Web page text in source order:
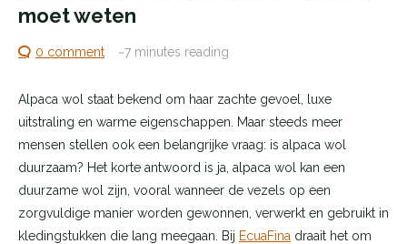
moet weten
0 comment ~7 minutes reading
Alpaca wol staat bekend om haar zachte gevoel, luxe
uitstraling en warme eigenschappen. Maar steeds meer
mensen stellen ook een belangrijke vraag: is alpaca wol
duurzaam? Het korte antwoord is ja, alpaca wol kan een
duurzame wol zijn, vooral wanneer de vezels op een
zorgvuldige manier worden gewonnen, verwerkt en gebruikt in
kledingstukken die lang meegaan. Bij EcuaFina draait het om